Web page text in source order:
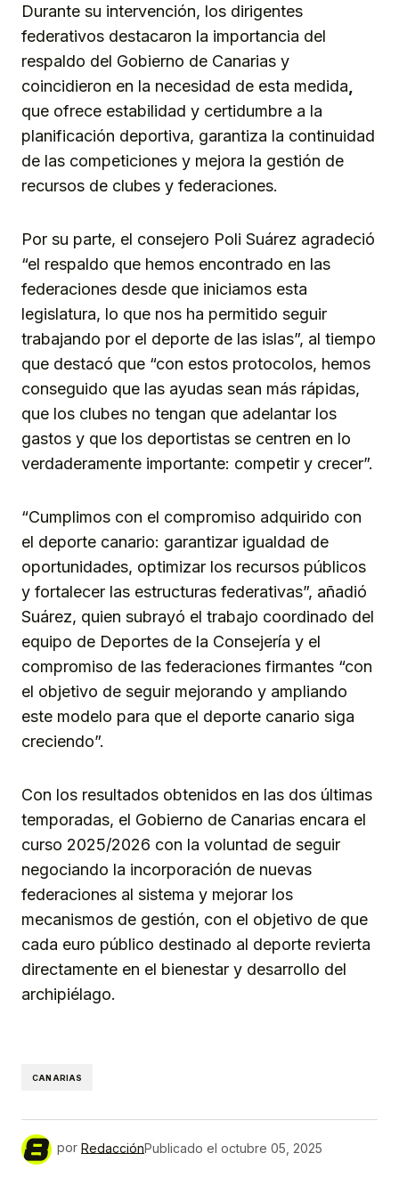
Durante su intervención, los dirigentes
federativos destacaron la importancia del
respaldo del Gobierno de Canarias y
coincidieron en la necesidad de esta medida,
que ofrece estabilidad y certidumbre a la
planificación deportiva, garantiza la continuidad
de las competiciones y mejora la gestión de
recursos de clubes y federaciones.
Por su parte, el consejero Poli Suárez agradeció
“el respaldo que hemos encontrado en las
federaciones desde que iniciamos esta
legislatura, lo que nos ha permitido seguir
trabajando por el deporte de las islas”, al tiempo
que destacó que “con estos protocolos, hemos
conseguido que las ayudas sean más rápidas,
que los clubes no tengan que adelantar los
gastos y que los deportistas se centren en lo
verdaderamente importante: competir y crecer”.
“Cumplimos con el compromiso adquirido con
el deporte canario: garantizar igualdad de
oportunidades, optimizar los recursos públicos
y fortalecer las estructuras federativas”, añadió
Suárez, quien subrayó el trabajo coordinado del
equipo de Deportes de la Consejería y el
compromiso de las federaciones firmantes “con
el objetivo de seguir mejorando y ampliando
este modelo para que el deporte canario siga
creciendo”.
Con los resultados obtenidos en las dos últimas
temporadas, el Gobierno de Canarias encara el
curso 2025/2026 con la voluntad de seguir
negociando la incorporación de nuevas
federaciones al sistema y mejorar los
mecanismos de gestión, con el objetivo de que
cada euro público destinado al deporte revierta
directamente en el bienestar y desarrollo del
archipiélago.
CANARIAS
por RedacciónPublicado el octubre 05, 2025